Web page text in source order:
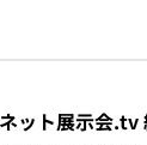
ット展示会.tv